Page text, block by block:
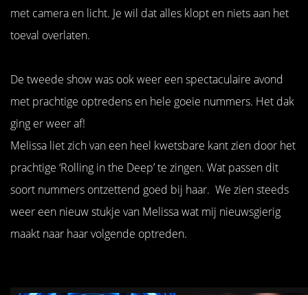
met camera en licht. Je wil dat alles klopt en niets aan het
toeval overlaten.
De tweede show was ook weer een spectaculaire avond
met prachtige optredens en hele goeie nummers. Het dak
ging er weer af!
Melissa liet zich van een heel kwetsbare kant zien door het
prachtige ‘Rolling in the Deep’ te zingen. Wat passen dit
soort nummers ontzettend goed bij haar. We zien steeds
weer een nieuw stukje van Melissa wat mij nieuwsgierig
maakt naar haar volgende optreden.